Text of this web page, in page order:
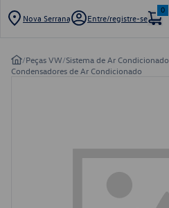
Nova Serrana Entre/registre-se
0
/Peças VW/Sistema de Ar Condicionado
Condensadores de Ar Condicionado